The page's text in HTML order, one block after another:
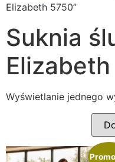
Elizabeth 5750”
Suknia
Wyświetlanie jednego